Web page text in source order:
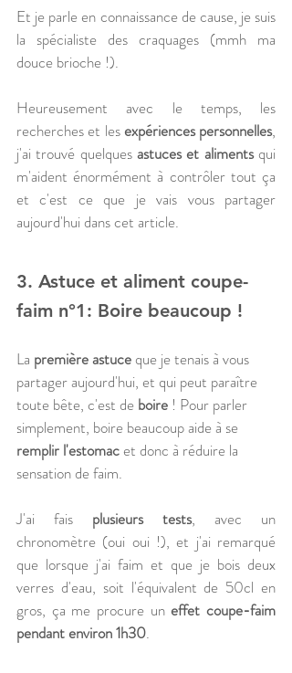
Et je parle en connaissance de cause, je suis
la spécialiste des craquages (mmh ma
douce brioche !).
Heureusement avec le temps, les
recherches et les expériences personnelles,
j'ai trouvé quelques astuces et aliments qui
m'aident énormément à contrôler tout ça
et c'est ce que je vais vous partager
aujourd'hui dans cet article.
3. Astuce et aliment coupe-
faim n°1: Boire beaucoup !
La première astuce que je tenais à vous
partager aujourd'hui, et qui peut paraître
toute bête, c'est de boire ! Pour parler
simplement, boire beaucoup aide à se
remplir l'estomac et donc à réduire la
sensation de faim.
J'ai fais plusieurs tests, avec un
chronomètre (oui oui !), et j'ai remarqué
que lorsque j'ai faim et que je bois deux
verres d'eau, soit l'équivalent de 50cl en
gros, ça me procure un effet coupe-faim
pendant environ 1h30.